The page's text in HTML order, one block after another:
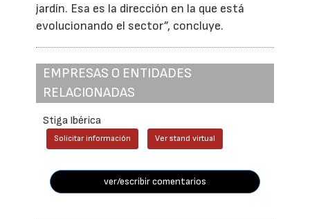
jardín. Esa es la dirección en la que está
evolucionando el sector”, concluye.
EMPRESAS O ENTIDADES
RELACIONADAS
Stiga Ibérica
Solicitar información Ver stand virtual
ver/escribir comentarios